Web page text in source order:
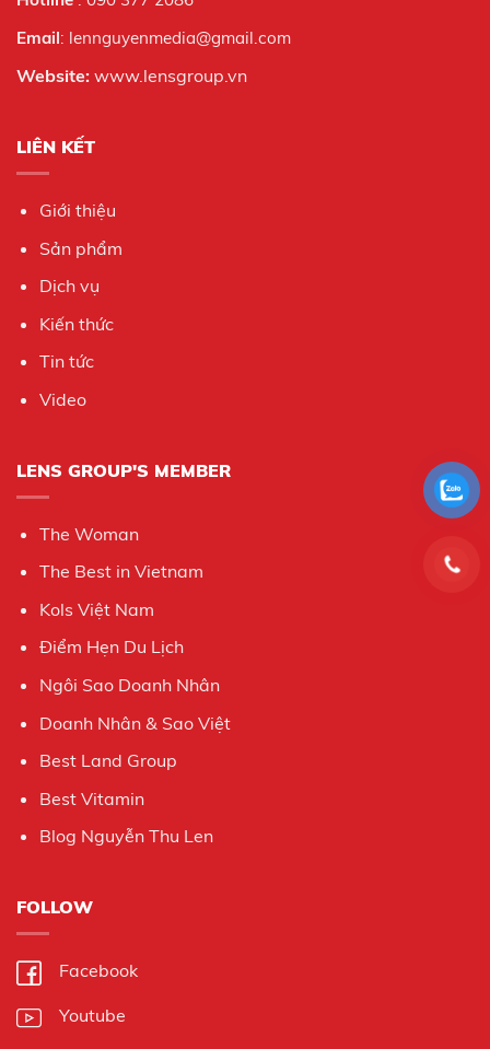
Email: lennguyenmedia@gmail.com
Website: www.lensgroup.vn
LIÊN KẾT
Giới thiệu
Sản phẩm
Dịch vụ
Kiến thức
Tin tức
Video
LENS GROUP'S MEMBER
The Woman
The Best in Vietnam
Kols Việt Nam
Điểm Hẹn Du Lịch
Ngôi Sao Doanh Nhân
Doanh Nhân & Sao Việt
Best Land Group
Best Vitamin
Blog Nguyễn Thu Len
FOLLOW
Facebook
Youtube